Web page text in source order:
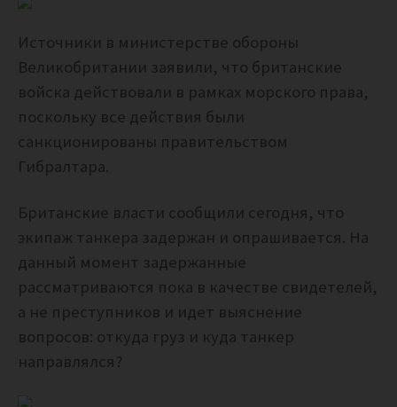
Источники в министерстве обороны
Великобритании заявили, что британские
войска действовали в рамках морского права,
поскольку все действия были
санкционированы правительством
Гибралтара.
Британские власти сообщили сегодня, что
экипаж танкера задержан и опрашивается. На
данный момент задержанные
рассматриваются пока в качестве свидетелей,
а не преступников и идет выяснение
вопросов: откуда груз и куда танкер
направлялся?